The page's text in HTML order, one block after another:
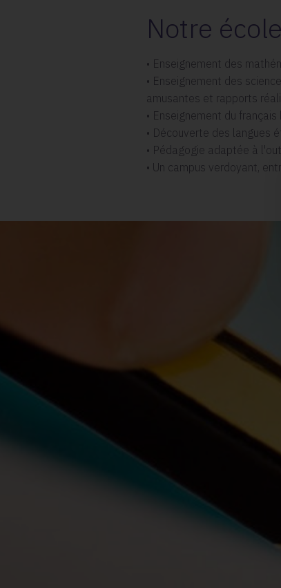
Notre
• Enseignement des
• Enseignement des
amusantes et rapports
• Enseignement du
• Découverte des langues
• Pédagogie adaptée à
• Un campus verdoyant,